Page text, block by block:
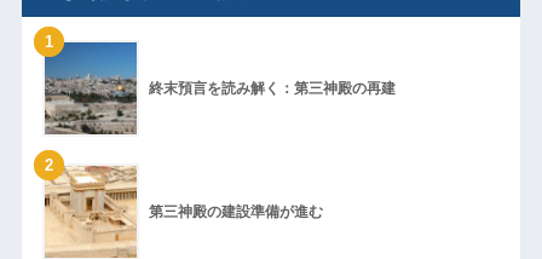
1
終末預言を読み解く：第三神殿の再建
2
第三神殿の建設準備が進む